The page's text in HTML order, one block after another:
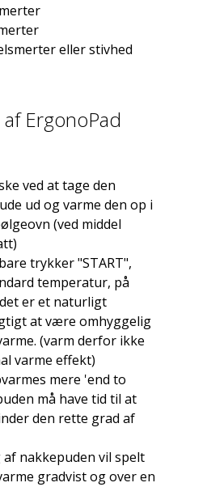
eller stivhed
ErgonoPad
ved at tage den
ud og varme den op i
(ved middel
trykker "START",
temperatur, på
er et naturligt
at være omhyggelig
(varm derfor ikke
varme effekt)
mere 'end to
må have tid til at
den rette grad af
nakkepuden vil spelt
gradvist og over en